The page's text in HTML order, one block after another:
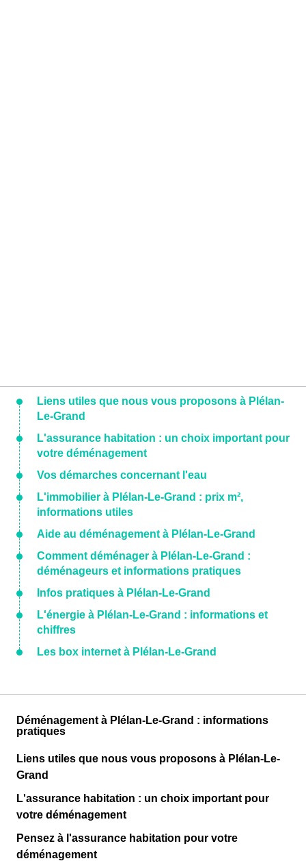
Liens utiles que nous vous proposons à Plélan-
Le-Grand
L'assurance habitation : un choix important pour
votre déménagement
Vos démarches concernant l'eau
L'immobilier à Plélan-Le-Grand : prix m²,
informations utiles
Aide au déménagement à Plélan-Le-Grand
Comment déménager à Plélan-Le-Grand :
déménageurs et informations pratiques
Infos pratiques à Plélan-Le-Grand
L'énergie à Plélan-Le-Grand : informations et
chiffres
Les box internet à Plélan-Le-Grand
Déménagement à Plélan-Le-Grand : informations
pratiques
Liens utiles que nous vous proposons à Plélan-Le-
Grand
L'assurance habitation : un choix important pour
votre déménagement
Pensez à l'assurance habitation pour votre
déménagement